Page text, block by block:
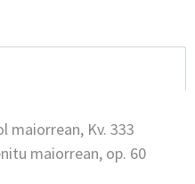
maiorrean, Kv. 333
maiorrean, op. 60